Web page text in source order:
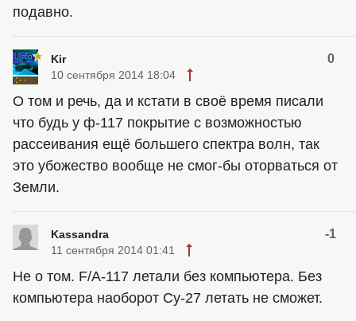
подавно.
Kir 0
10 сентября 2014 18:04
О том и речь, да и кстати в своё время писали
что будь у ф-117 покрытие с возможностью
рассеивания ещё большего спектра волн, так
это убожество вообще не смог-бы оторваться от
Земли.
Kassandra -1
11 сентября 2014 01:41
Не о том. F/А-117 летали без компьютера. Без
компьютера наоборот Су-27 летать не сможет.